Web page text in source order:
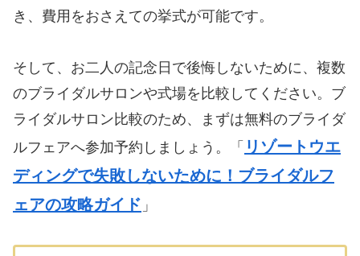
き、費用をおさえての挙式が可能です。
そして、お二人の記念日で後悔しないために、複数
のブライダルサロンや式場を比較してください。ブ
ライダルサロン比較のため、まずは無料のブライダ
ルフェアへ参加予約しましょう。「 リゾートウエ
ディングで失敗しないために！ブライダルフ
ェアの攻略ガイド 」